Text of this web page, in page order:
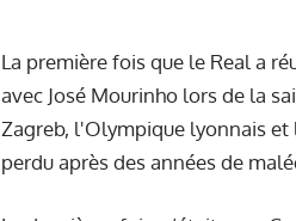
La première fois que le Real a
avec José Mourinho lors de la
Zagreb, l'Olympique lyonnais
perdu après des années de